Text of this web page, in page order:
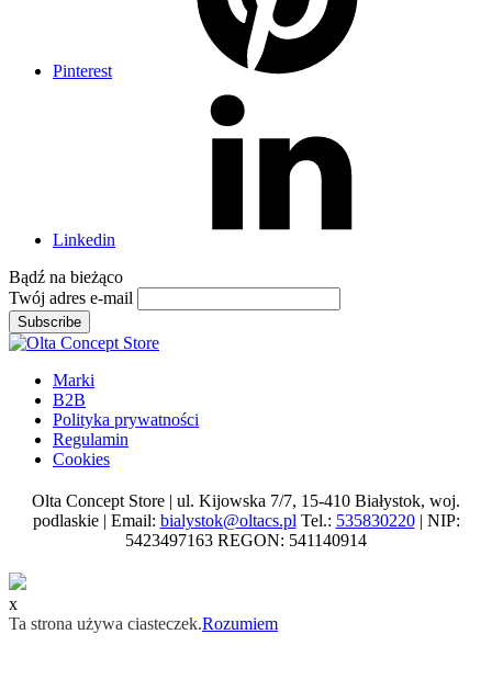
Pinterest
Linkedin
Bądź na bieżąco
Twój adres e-mail
Subscribe
Marki
B2B
Polityka prywatności
Regulamin
Cookies
Olta Concept Store | ul. Kijowska 7/7, 15-410 Białystok, woj.
podlaskie | Email: bialystok@oltacs.plTel.: 535830220| NIP:
5423497163 REGON: 541140914
x
Ta strona używa ciasteczek.Rozumiem